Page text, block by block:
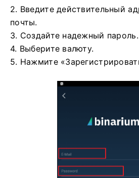
2. Введите действительный
почты.
3. Создайте надежный пароль.
4. Выберите валюту.
5. Нажмите